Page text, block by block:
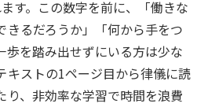
す。この数字を前に、「働きな
きるだろうか」「何から手をつ
歩を踏み出せずにいる方は少な
キストの1ページ目から律儀に読
り、非効率な学習で時間を浪費